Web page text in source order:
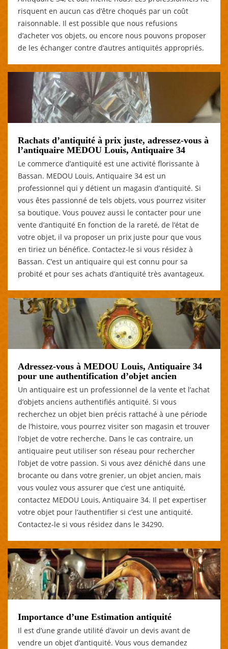
risquent en aucun cas d’être choqués par un coût
raisonnable. Il est possible que nous refusions
d’acheter vos objets, ou encore nous pouvons proposer
de les échanger contre d’autres antiquités appropriés.
Rachats d’antiquité à prix juste, adressez-vous à
l’antiquaire MEDOU Louis, Antiquaire 34
Le commerce d’antiquité est une activité florissante à
Bassan. MEDOU Louis, Antiquaire 34 est un
professionnel qui y détient un magasin d’antiquité. Si
vous êtes passionné de tels objets, vous pourrez visiter
sa boutique. Vous pouvez aussi le contacter pour une
vente d’antiquité En fonction de la rareté, de l’état de
votre objet, il va proposer un prix juste pour que vous
en tiriez un bénéfice. Contactez-le si vous résidez à
Bassan. C’est un antiquaire qui est connu pour sa
probité et pour ses achats d’antiquité très avantageux.
Adressez-vous à MEDOU Louis, Antiquaire 34
pour une authentification d’objet ancien
Un antiquaire est un professionnel de la vente et l’achat
d’objets anciens authentifiés antiquité. Si vous
recherchez un objet bien précis rattaché à une période
de l’histoire, vous pourrez visiter son magasin et trouver
l’objet de votre recherche. Dans le cas contraire, un
antiquaire peut utiliser son réseau pour rechercher
l’objet de votre passion. Si vous avez déniché dans une
brocante ou dans votre grenier, un objet ancien, mais
vous voulez vous assurer que c’est une antiquité,
contactez MEDOU Louis, Antiquaire 34. Il pet expertiser
votre objet pour l’authentifier si c’est une antiquité.
Contactez-le si vous résidez dans le 34290.
Importance d’une Estimation antiquité
Il est d’une grande utilité d’avoir un devis avant de
vendre un objet d’antiquité. Vous vous demandez